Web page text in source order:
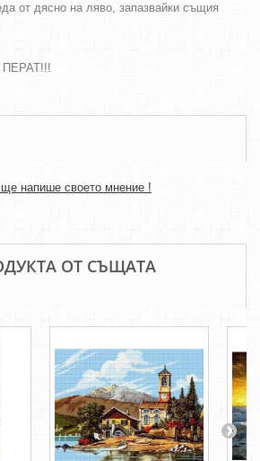
от дясно на ляво, запазвайки същия
напише своето мнение !
ОТ СЪЩАТА